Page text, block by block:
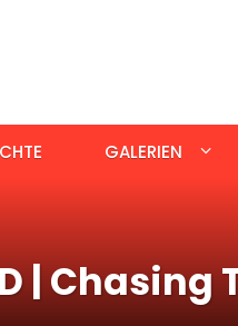
GALERIEN
|